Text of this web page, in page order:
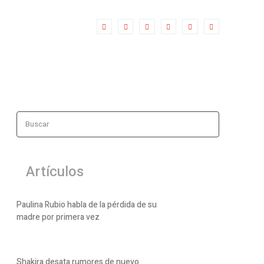
Buscar
Artículos
Paulina Rubio habla de la pérdida de su
madre por primera vez